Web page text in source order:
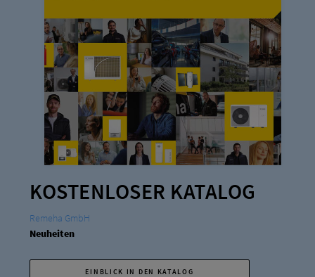
KOSTENLOSER KATALOG
Remeha GmbH
Neuheiten
EINBLICK IN DEN KATALOG